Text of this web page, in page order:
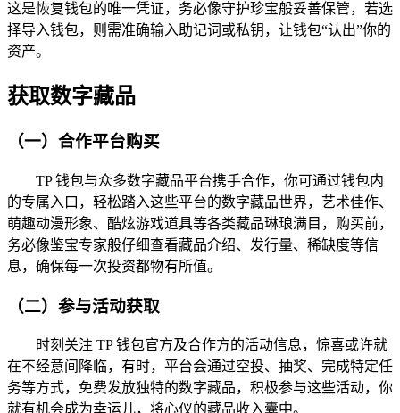
这是恢复钱包的唯一凭证，务必像守护珍宝般妥善保管，若选
择导入钱包，则需准确输入助记词或私钥，让钱包“认出”你的
资产。
获取数字藏品
（一）合作平台购买
TP 钱包与众多数字藏品平台携手合作，你可通过钱包内
的专属入口，轻松踏入这些平台的数字藏品世界，艺术佳作、
萌趣动漫形象、酷炫游戏道具等各类藏品琳琅满目，购买前，
务必像鉴宝专家般仔细查看藏品介绍、发行量、稀缺度等信
息，确保每一次投资都物有所值。
（二）参与活动获取
时刻关注 TP 钱包官方及合作方的活动信息，惊喜或许就
在不经意间降临，有时，平台会通过空投、抽奖、完成特定任
务等方式，免费发放独特的数字藏品，积极参与这些活动，你
就有机会成为幸运儿，将心仪的藏品收入囊中。